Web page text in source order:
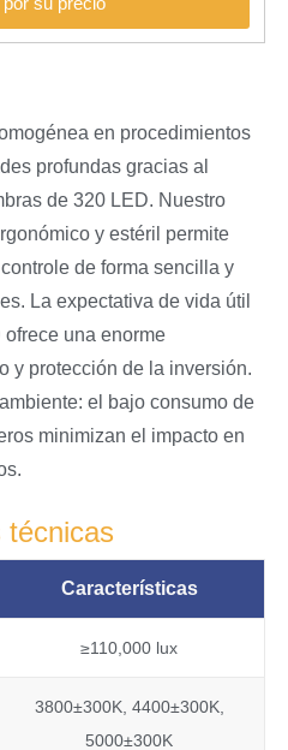
en procedimientos
profundas gracias al
de 320 LED. Nuestro
y estéril permite
de forma sencilla y
La expectativa de vida útil
una enorme
y protección de la inversión.
el bajo consumo de
minimizan el impacto en
técnicas
Características
≥110,000 lux
3800±300K, 4400±300K,
5000±300K